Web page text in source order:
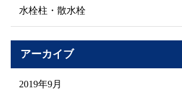
水栓柱・散水栓
アーカイブ
2019年9月